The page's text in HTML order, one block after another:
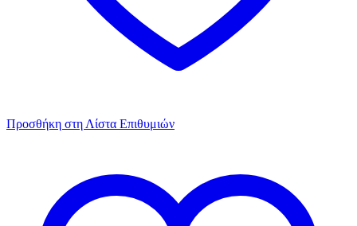
Προσθήκη στη Λίστα Επιθυμιών